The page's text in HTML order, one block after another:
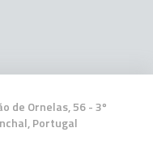
de Ornelas, 56 - 3º
Portugal